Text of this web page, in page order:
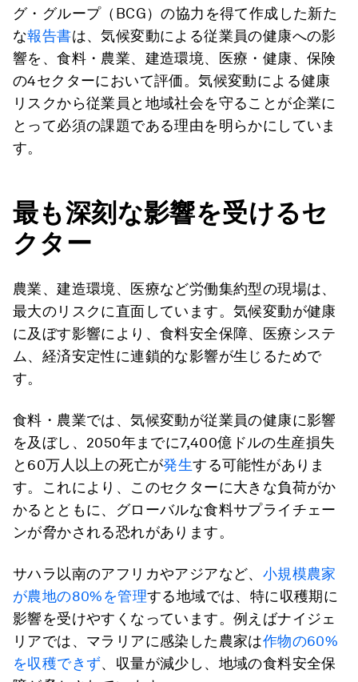
グ・グループ（BCG）の協力を得て作成した新た
な報告書は、気候変動による従業員の健康への影
響を、食料・農業、建造環境、医療・健康、保険
の4セクターにおいて評価。気候変動による健康
リスクから従業員と地域社会を守ることが企業に
とって必須の課題である理由を明らかにしていま
す。
最も深刻な影響を受けるセ
クター
農業、建造環境、医療など労働集約型の現場は、
最大のリスクに直面しています。気候変動が健康
に及ぼす影響により、食料安全保障、医療システ
ム、経済安定性に連鎖的な影響が生じるためで
す。
食料・農業では、気候変動が従業員の健康に影響
を及ぼし、2050年までに7,400億ドルの生産損失
と60万人以上の死亡が発生する可能性がありま
す。これにより、このセクターに大きな負荷がか
かるとともに、グローバルな食料サプライチェー
ンが脅かされる恐れがあります。
サハラ以南のアフリカやアジアなど、 小規模農家
が農地の80%を管理する地域では、特に収穫期に
影響を受けやすくなっています。例えばナイジェ
リアでは、マラリアに感染した農家は作物の60%
を収穫できず、収量が減少し、地域の食料安全保